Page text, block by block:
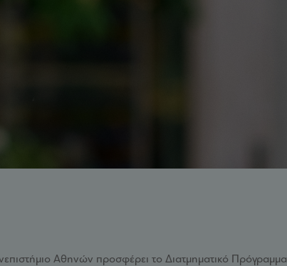
Αθηνών προσφέρει το Διατμηματικό